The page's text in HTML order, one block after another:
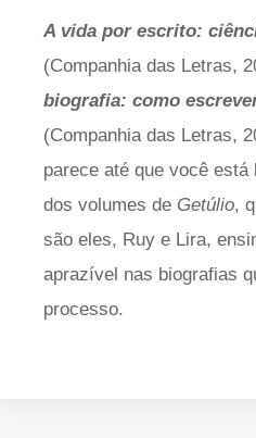
A vida por escrito:
(Companhia das Letras,
biografia: como
(Companhia das Letras,
parece até que você está
dos volumes de Getúlio,
são eles, Ruy e Lira,
aprazível nas biografias
processo.